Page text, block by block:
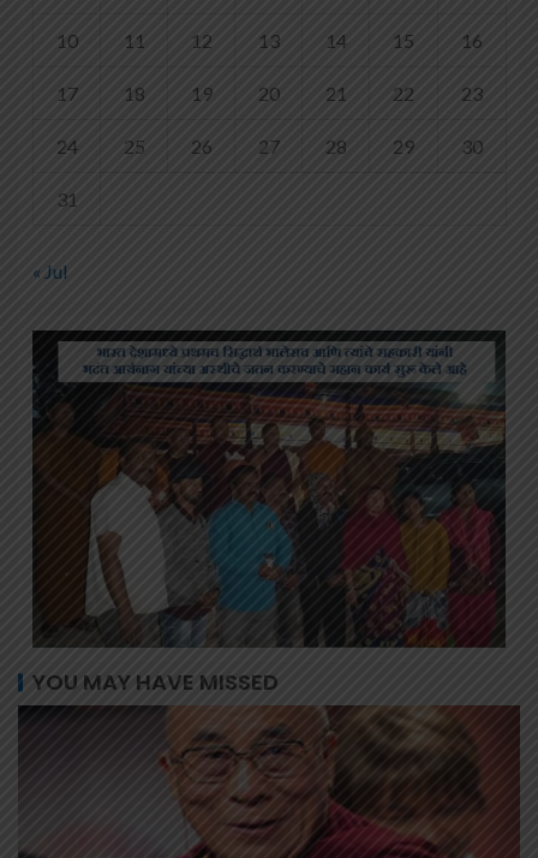
10 11 12 13 14 15 16
17 18 19 20 21 22 23
24 25 26 27 28 29 30
31
« Jul
YOU MAY HAVE MISSED